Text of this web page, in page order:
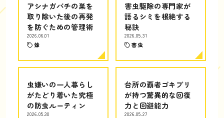
アシナガバチの巣を
取り除いた後の再発
を防ぐための管理術
2026.06.01
蜂
害虫駆除の専門家が
語るシミを根絶する
秘訣
2026.05.31
害虫
虫嫌いの一人暮らし
がたどり着いた究極
の防虫ルーティン
2026.05.30
台所の覇者ゴキブリ
が持つ驚異的な回復
力と回避能力
2026.05.27